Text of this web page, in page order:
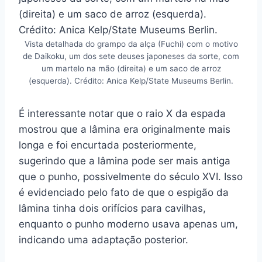
Vista detalhada do grampo da alça (Fuchi) com o motivo
de Daikoku, um dos sete deuses japoneses da sorte, com
um martelo na mão (direita) e um saco de arroz
(esquerda). Crédito: Anica Kelp/State Museums Berlin.
É interessante notar que o raio X da espada
mostrou que a lâmina era originalmente mais
longa e foi encurtada posteriormente,
sugerindo que a lâmina pode ser mais antiga
que o punho, possivelmente do século XVI. Isso
é evidenciado pelo fato de que o espigão da
lâmina tinha dois orifícios para cavilhas,
enquanto o punho moderno usava apenas um,
indicando uma adaptação posterior.